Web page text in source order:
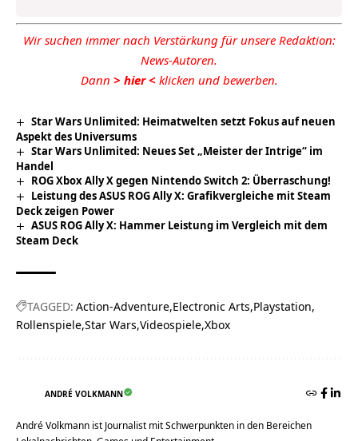
Wir suchen immer nach Verstärkung für unsere Redaktion:
News-Autoren.
Dann > hier< klicken und bewerben.
Star Wars Unlimited: Heimatwelten setzt Fokus auf neuen
Aspekt des Universums
Star Wars Unlimited: Neues Set „Meister der Intrige“ im
Handel
ROG Xbox Ally X gegen Nintendo Switch 2: Überraschung!
Leistung des ASUS ROG Ally X: Grafikvergleiche mit Steam
Deck zeigen Power
ASUS ROG Ally X: Hammer Leistung im Vergleich mit dem
Steam Deck
TAGGED: Action-Adventure Electronic Arts Playstation
Rollenspiele Star Wars Videospiele Xbox
ANDRÉ VOLKMANN
André Volkmann ist Journalist mit Schwerpunkten in den Bereichen